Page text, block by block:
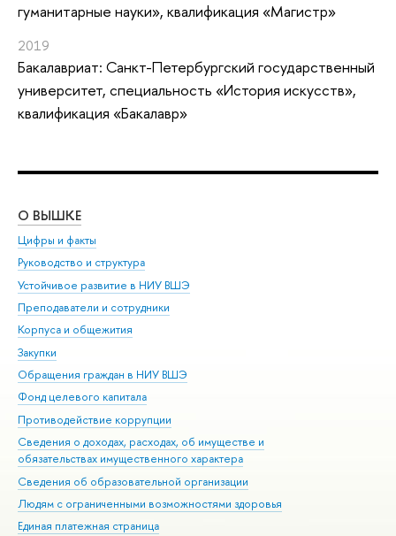
гуманитарные науки», квалификация «Магистр»
2019
Бакалавриат: Санкт-Петербургский государственный
университет, специальность «История искусств»,
квалификация «Бакалавр»
О ВЫШКЕ
Цифры и факты
Руководство и структура
Устойчивое развитие в НИУ ВШЭ
Преподаватели и сотрудники
Корпуса и общежития
Закупки
Обращения граждан в НИУ ВШЭ
Фонд целевого капитала
Противодействие коррупции
Сведения о доходах, расходах, об имуществе и
обязательствах имущественного характера
Сведения об образовательной организации
Людям с ограниченными возможностями здоровья
Единая платежная страница